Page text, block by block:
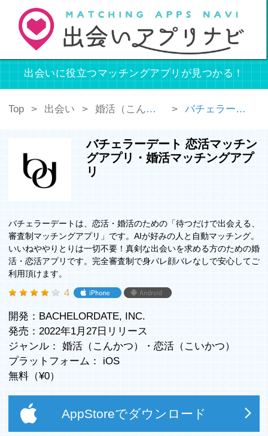
出会いに役立つマッチングアプリが見つかる！
Top 出会い 婚活（こんかつ） バチェラーデート 恋活マッチングアプリ・婚活マッチングアプリ
バチェラーデート 恋活マッチン
グアプリ・婚活マッチングアプ
リ
バチェラーデートは、恋活・婚活のための「待つだけで出会える、
審査制マッチングアプリ」です。AIが好みの人と自動マッチング。
いいねややりとりは一切不要！真剣な出会いを求める方のための婚
活・恋活アプリです。完全審査制で身バレ顔バレなしで安心してご
利用頂けます。
4
開発：BACHELORDATE, INC.
発売：2022年1月27日リリース
ジャンル： 婚活（こんかつ） ・ 恋活（こいかつ）
プラットフォーム：
iOS
無料（¥0）
AppStoreでダウンロード